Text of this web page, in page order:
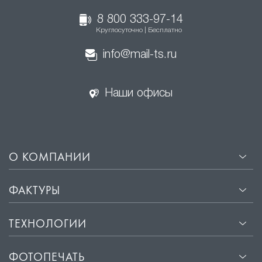
спокойную атмосферу без видимых источников
Комбинирование разных типов подсветки делает
разные сценарии использования.
8 800 333-97-14
Круглосуточно | Бесплатно
info@mail-ts.ru
Наши офисы
О КОМПАНИИ
ФАКТУРЫ
ТЕХНОЛОГИИ
ФОТОПЕЧАТЬ